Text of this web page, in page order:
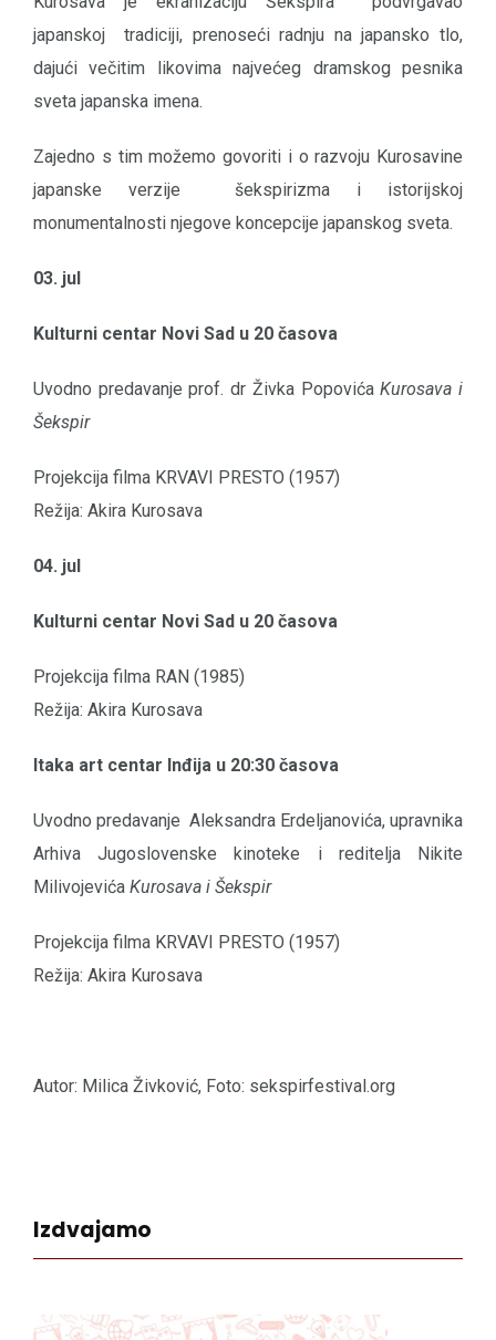
japanskoj tradiciji, prenoseći radnju na japansko tlo,
dajući večitim likovima najvećeg dramskog pesnika
sveta japanska imena.
Zajedno s tim možemo govoriti i o razvoju Kurosavine
japanske verzije šekspirizma i istorijskoj
monumentalnosti njegove koncepcije japanskog sveta.
03. jul
Kulturni centar Novi Sad u 20 časova
Uvodno predavanje prof. dr Živka PopovićaKurosava i
Šekspir
Projekcija filma KRVAVI PRESTO (1957)
Režija: Akira Kurosava
04. jul
Kulturni centar Novi Sad u 20 časova
Projekcija filma RAN (1985)
Režija: Akira Kurosava
Itaka art centar Inđija u 20:30 časova
Uvodno predavanje Aleksandra Erdeljanovića, upravnika
Arhiva Jugoslovenske kinoteke i reditelja Nikite
Milivojevića Kurosava i Šekspir
Projekcija filma KRVAVI PRESTO (1957)
Režija: Akira Kurosava
Autor: Milica Živković, Foto: sekspirfestival.org
Izdvajamo